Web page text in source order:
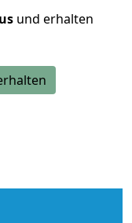
und erhalten